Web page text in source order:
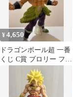
¥4,650
ドラゴンボール超 一番
くじ C賞 ブロリー フィ